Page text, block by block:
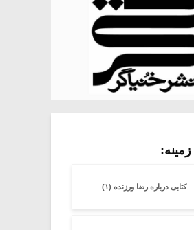
کتابی درباره رضا ورزنده (۱)